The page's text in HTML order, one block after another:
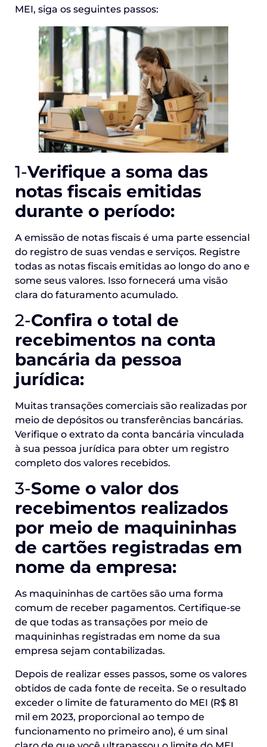
MEI, siga os seguintes passos:
1-Verifique a soma das
notas fiscais emitidas
durante o período:
A emissão de notas fiscais é uma parte essencial
do registro de suas vendas e serviços. Registre
todas as notas fiscais emitidas ao longo do ano e
some seus valores. Isso fornecerá uma visão
clara do faturamento acumulado.
2-Confira o total de
recebimentos na conta
bancária da pessoa
jurídica:
Muitas transações comerciais são realizadas por
meio de depósitos ou transferências bancárias.
Verifique o extrato da conta bancária vinculada
à sua pessoa jurídica para obter um registro
completo dos valores recebidos.
3-Some o valor dos
recebimentos realizados
por meio de maquininhas
de cartões registradas em
nome da empresa:
As maquininhas de cartões são uma forma
comum de receber pagamentos. Certifique-se
de que todas as transações por meio de
maquininhas registradas em nome da sua
empresa sejam contabilizadas.
Depois de realizar esses passos, some os valores
obtidos de cada fonte de receita. Se o resultado
exceder o limite de faturamento do MEI (R$ 81
mil em 2023, proporcional ao tempo de
funcionamento no primeiro ano), é um sinal